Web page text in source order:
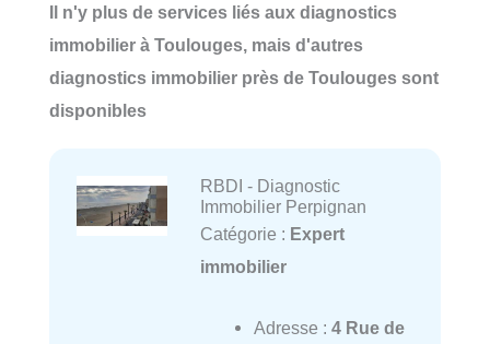
Il n'y plus de services liés aux diagnostics
immobilier à Toulouges, mais d'autres
diagnostics immobilier près de Toulouges sont
disponibles
RBDI - Diagnostic
Immobilier Perpignan
Catégorie : Expert
immobilier
Adresse : 4 Rue de